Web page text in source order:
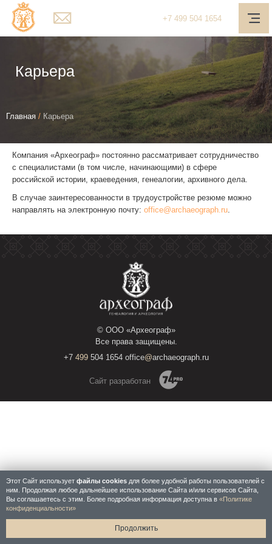
+7 499 504 1654
О компании
Услуги
Наш подход
Медиа-центр
Полезное
Контакты
Личный кабинет
Telegram
WhatsApp
Карьера
Вы
Главная / Карьера
Компания «Археограф» постоянно рассматривает сотрудничество
с специалистами (в том числе, начинающими) в сфере
российской истории, краеведения, генеалогии, архивного дела.
В случае заинтересованности в трудоустройстве резюме можно
направлять на электронную почту: office@archaeograph.ru.
© ООО «Археограф»
Все права защищены.
+7 499504 1654 office@archaeograph.ru
Сайт разработан
Этот Сайт использует файлы cookies для более удобной работы пользователей с
ним. Продолжая любое дальнейшее использование Сайта и/или сервисов Сайта,
Вы соглашаетесь с этим. Более подробная информация доступна в «Политике
конфиденциальности»
Продолжить